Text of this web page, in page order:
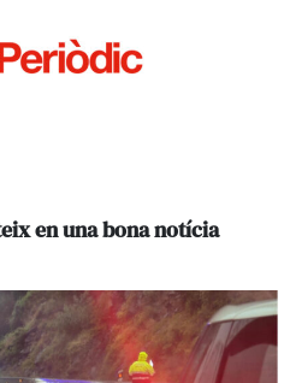
en una bona notícia